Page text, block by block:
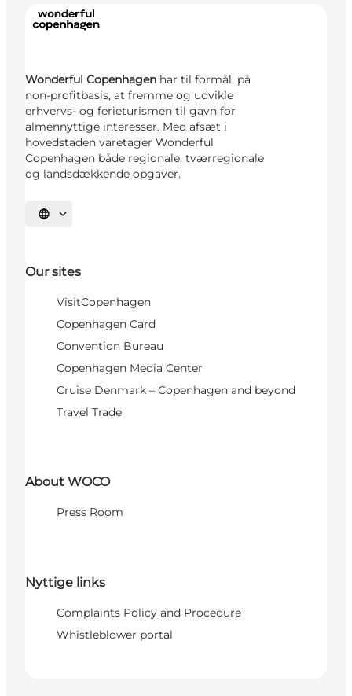
Wonderful Copenhagen har til formål, på
non-profitbasis, at fremme og udvikle
erhvervs- og ferieturismen til gavn for
almennyttige interesser. Med afsæt i
hovedstaden varetager Wonderful
Copenhagen både regionale, tværregionale
og landsdækkende opgaver.
Select language
Our sites
VisitCopenhagen
Copenhagen Card
Convention Bureau
Copenhagen Media Center
Cruise Denmark – Copenhagen and beyond
Travel Trade
About WOCO
Press Room
Nyttige links
Complaints Policy and Procedure
Whistleblower portal